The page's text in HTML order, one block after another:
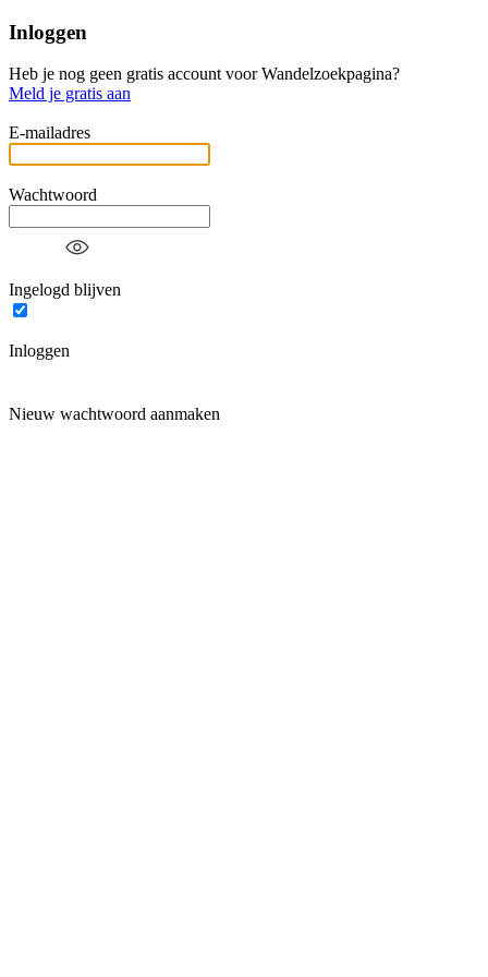
Inloggen
Heb je nog geen gratis account voor Wandelzoekpagina?
Meld je gratis aan
E-mailadres
Wachtwoord
Ingelogd blijven
Inloggen
Nieuw wachtwoord aanmaken